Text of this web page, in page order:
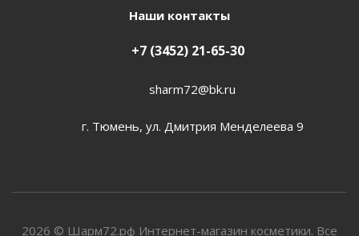
Наши контакты
+7 (3452) 21-65-30
sharm72@bk.ru
г. Тюмень, ул. Дмитрия Менделеева 9
2026 © Шарм72.рф Интернет-магазин косметики. Все